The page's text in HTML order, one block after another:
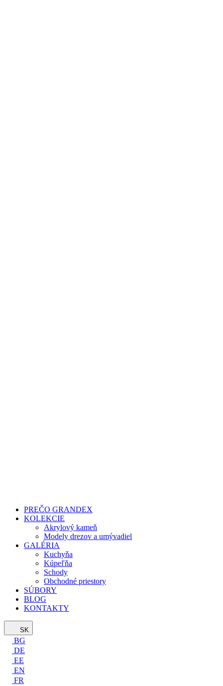
PREČO GRANDEX
KOLEKCIE
Akrylový kameň
Modely drezov a umývadiel
GALÉRIA
Kuchyňa
Kúpeľňa
Schody
Obchodné priestory
SÚBORY
BLOG
KONTAKTY
SK
BG
DE
EE
EN
FR